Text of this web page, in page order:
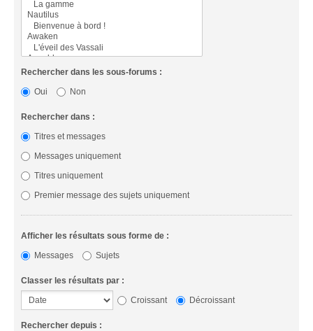
Rechercher dans les sous-forums :
Oui
Non
Rechercher dans :
Titres et messages
Messages uniquement
Titres uniquement
Premier message des sujets uniquement
Afficher les résultats sous forme de :
Messages
Sujets
Classer les résultats par :
Croissant
Décroissant
Rechercher depuis :